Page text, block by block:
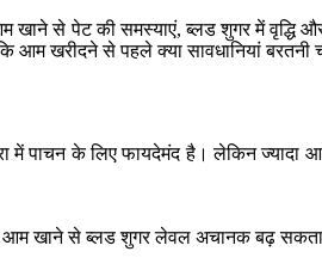
आम खाने से पेट की समस्याएं, ब्लड शुगर में
खरीदने से पहले क्या सावधानियां बरतनी
में पाचन के लिए फायदेमंद है। लेकिन
आम खाने से ब्लड शुगर लेवल अचानक बढ़